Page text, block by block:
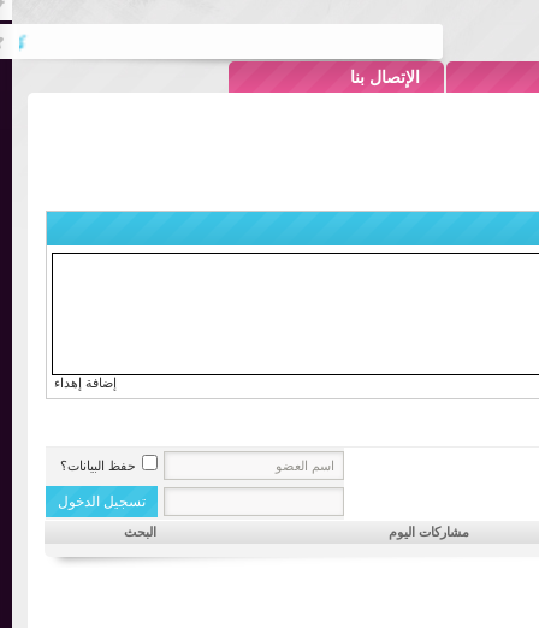
كيفية توثيق
الإتصال بنا
إضافة إهداء
حفظ البيانات؟
مشاركات اليوم البحث